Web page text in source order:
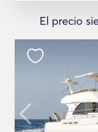
El precio